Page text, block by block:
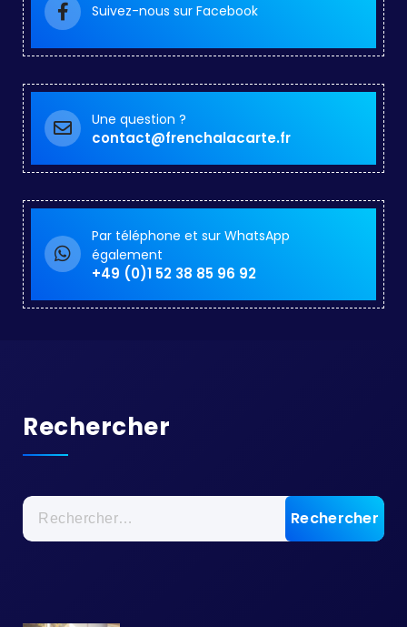
Suivez-nous sur Facebook
Une question ?
contact@frenchalacarte.fr
Par téléphone et sur WhatsApp
également
+49 (0)1 52 38 85 96 92
Rechercher
Rechercher :